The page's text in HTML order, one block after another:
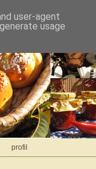
profil
user-agent
usage